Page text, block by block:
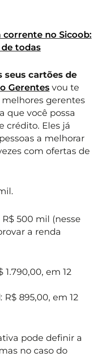
no Sicoob:
todas
seus cartões de
Gerentes vou te
gerentes
que você possa
crédito. Eles já
a melhorar
com ofertas de
R$ 500 mil (nesse
a renda
1.790,00, em 12
: R$ 895,00, em 12
pode definir a
no caso do